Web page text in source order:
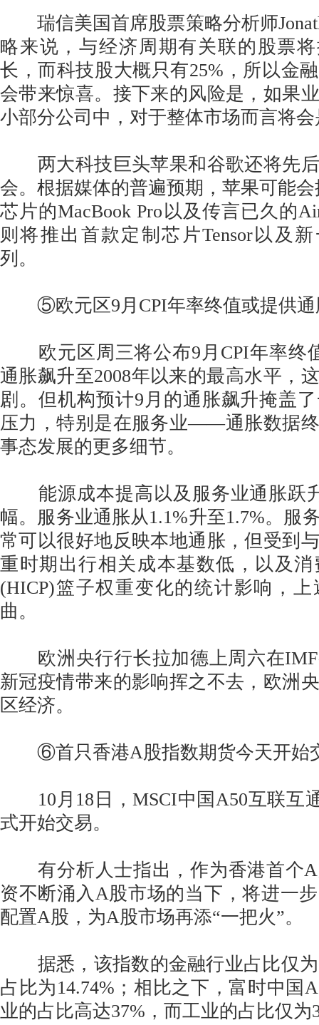
瑞信美国首席股票策略分析师
略来说，与经济周期有关联的股票
长，而科技股大概只有25%，所以金
会带来惊喜。接下来的风险是，如果
小部分公司中，对于整体市场而言将
两大科技巨头苹果和谷歌还将先后
会。根据媒体的普遍预期，苹果可能
芯片的MacBook Pro以及传言已久的
则将推出首款定制芯片Tensor以及
列。
⑤欧元区9月CPI年率终值或提供通
欧元区周三将公布9月CPI年率终
通胀飙升至2008年以来的最高水平，
剧。但机构预计9月的通胀飙升掩盖
压力，特别是在服务业——通胀数据
事态发展的更多细节。
能源成本提高以及服务业通胀跃
幅。服务业通胀从1.1%升至1.7%。服
常可以很好地反映本地通胀，但受到
重时期出行相关成本基数低，以及
(HICP)篮子权重变化的统计影响，
曲。
欧洲央行行长拉加德上周六在IMF
新冠疫情带来的影响挥之不去，欧洲
区经济。
⑥首只香港A股指数期货今天开始
10月18日，MSCI中国A50互联互
式开始交易。
有分析人士指出，作为香港首个A
资不断涌入A股市场的当下，将进一
配置A股，为A股市场再添“一把火”。
据悉，该指数的金融行业占比仅为
占比为14.74%；相比之下，富时中国
业的占比高达37%，而工业的占比仅为